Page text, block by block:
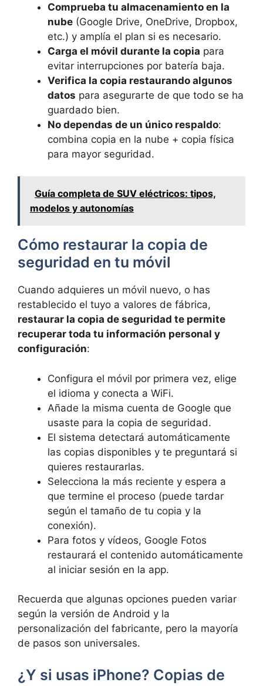
Comprueba tu almacenamiento en la
nube (Google Drive, OneDrive, Dropbox,
etc.) y amplía el plan si es necesario.
Carga el móvil durante la copia para
evitar interrupciones por batería baja.
Verifica la copia restaurando algunos
datos para asegurarte de que todo se ha
guardado bien.
No dependas de un único respaldo:
combina copia en la nube + copia física
para mayor seguridad.
Guía completa de SUV eléctricos: tipos,
modelos y autonomías
Cómo restaurar la copia de
seguridad en tu móvil
Cuando adquieres un móvil nuevo, o has
restablecido el tuyo a valores de fábrica,
restaurar la copia de seguridad te permite
recuperar toda tu información personal y
configuración:
Configura el móvil por primera vez, elige
el idioma y conecta a WiFi.
Añade la misma cuenta de Google que
usaste para la copia de seguridad.
El sistema detectará automáticamente
las copias disponibles y te preguntará si
quieres restaurarlas.
Selecciona la más reciente y espera a
que termine el proceso (puede tardar
según el tamaño de tu copia y la
conexión).
Para fotos y vídeos, Google Fotos
restaurará el contenido automáticamente
al iniciar sesión en la app.
Recuerda que algunas opciones pueden variar
según la versión de Android y la
personalización del fabricante, pero la mayoría
de pasos son universales.
¿Y si usas iPhone? Copias de